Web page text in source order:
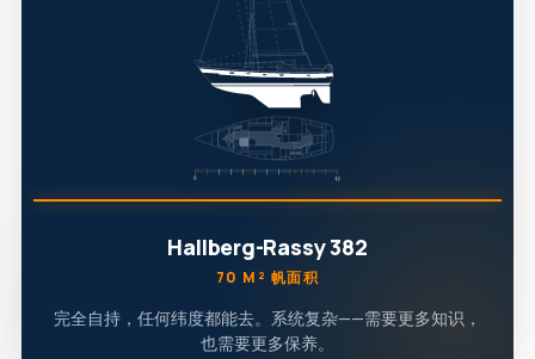
Hallberg-Rassy 382
70 M² 帆面积
完全自持，任何纬度都能去。系统复杂——需要更多知识，
也需要更多保养。